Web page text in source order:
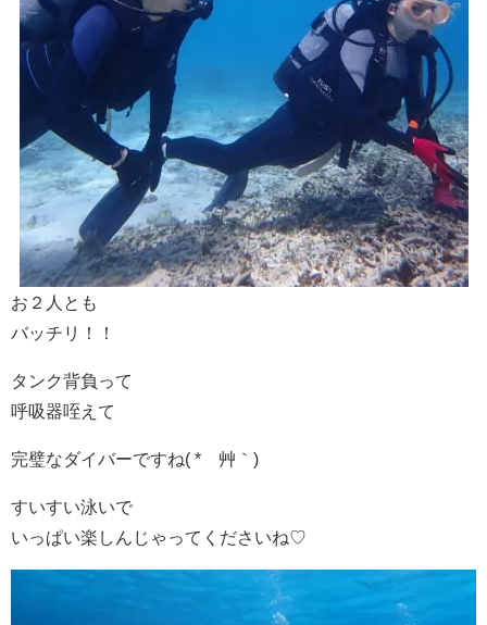
お２人とも
バッチリ！！
タンク背負って
呼吸器咥えて
完璧なダイバーですね( *´艸｀)
すいすい泳いで
いっぱい楽しんじゃってくださいね♡